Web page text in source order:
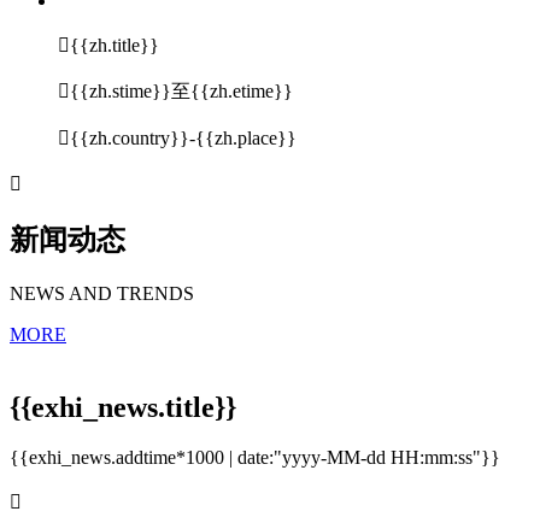
{{zh.title}}
{{zh.stime}}至{{zh.etime}}
{{zh.country}}-{{zh.place}}

新闻动态
NEWS AND TRENDS
MORE
{{exhi_news.title}}
{{exhi_news.addtime*1000 | date:"yyyy-MM-dd HH:mm:ss"}}
